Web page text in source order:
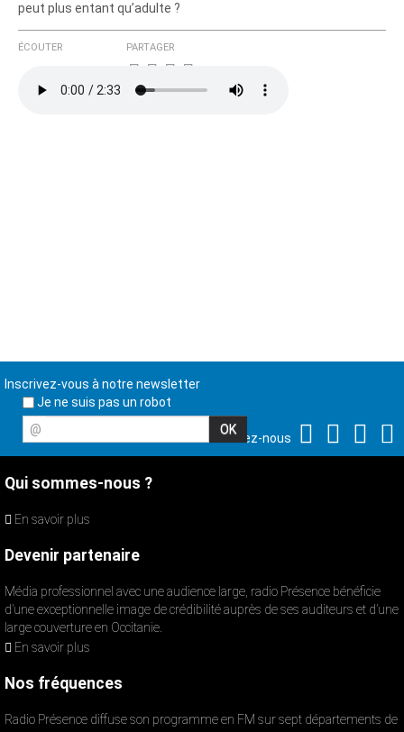
peut plus entant qu’adulte ?
ÉCOUTER PARTAGER
Inscrivez-vous à notre newsletter
Je ne suis pas un robot
@
Suivez-nous
Qui sommes-nous ?
En savoir plus
Devenir partenaire
Média professionnel avec une audience large, radio Présence bénéficie
d’une exceptionnelle image de crédibilité auprès de ses auditeurs et d’une
large couverture en Occitanie.
En savoir plus
Nos fréquences
Radio Présence diffuse son programme en FM sur sept départements de